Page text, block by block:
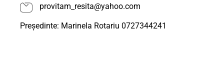
provitam_resita@yahoo.com
Președinte: Marinela Rotariu 0727344241